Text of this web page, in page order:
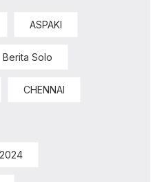
ASPAKI
Berita Solo
CHENNAI